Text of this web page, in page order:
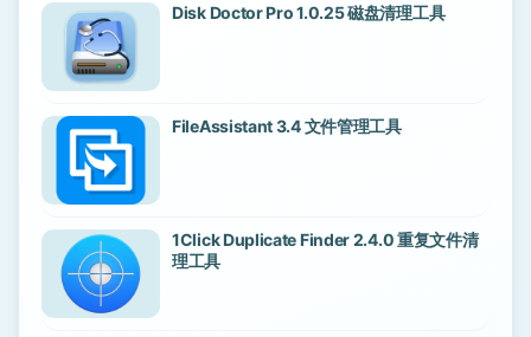
Disk Doctor Pro 1.0.25 磁盘清理工具
FileAssistant 3.4 文件管理工具
1Click Duplicate Finder 2.4.0 重复文件清
理工具